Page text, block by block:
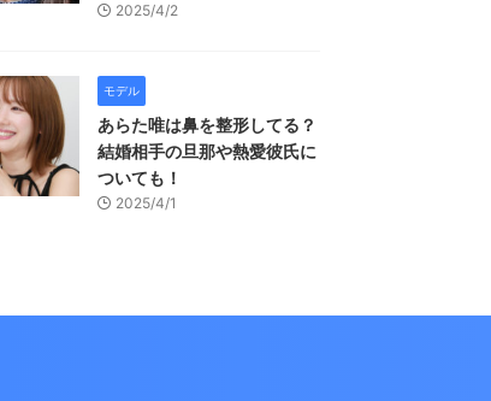
2025/4/2
モデル
あらた唯は鼻を整形してる？
結婚相手の旦那や熱愛彼氏に
ついても！
2025/4/1